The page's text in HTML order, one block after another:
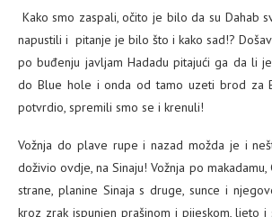
Kako smo zaspali, očito je bilo da su Dahab
napustili i pitanje je bilo što i kako sad!?
po buđenju javljam Hadadu pitajući ga da li
do Blue hole i onda od tamo uzeti brod za
potvrdio, spremili smo se i krenuli!
Vožnja do plave rupe i nazad možda je i
doživio ovdje, na Sinaju! Vožnja po
strane, planine Sinaja s druge, sunce i
kroz zrak ispunjen prašinom i pijeskom, ljeto i